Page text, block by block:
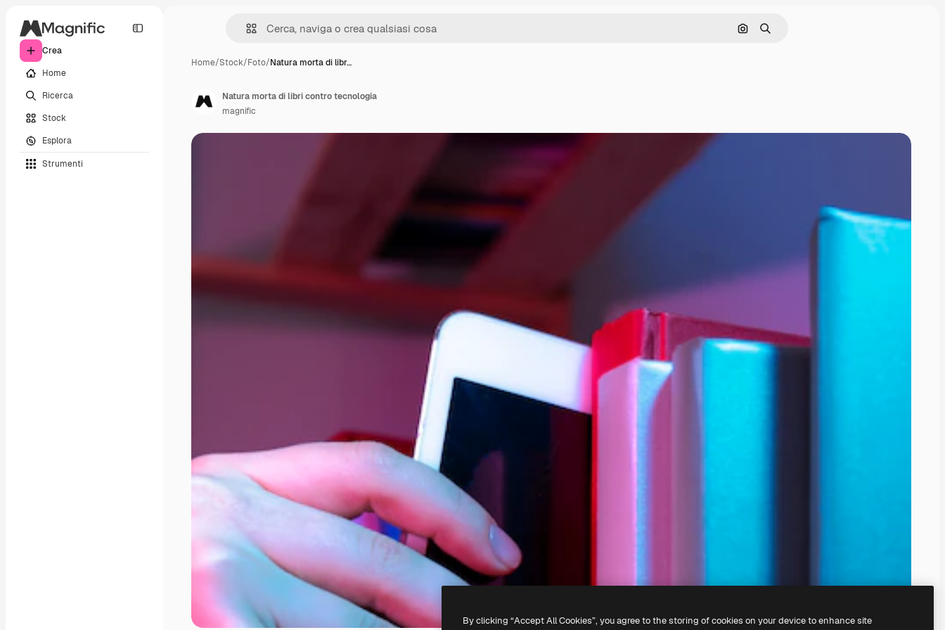
Crea
Home
Ricerca
Stock
Esplora
Strumenti
Cerca per immagine
Ricerca
Home/Stock/Foto/Natura morta di libr…
Natura morta di libri contro tecnologia
magnific
By clicking “Accept All Cookies”, you agree to the storing of cookies on your device to enhance site